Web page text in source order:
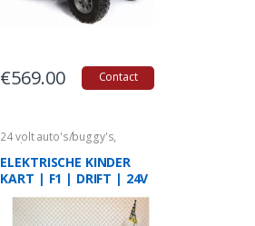
€569.00 Contact
24 volt auto's/buggy's,
Kinderauto's Quads
ELEKTRISCHE KINDER
KART | F1 | DRIFT | 24V